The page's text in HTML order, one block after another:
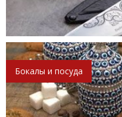
Бокалы и посуда